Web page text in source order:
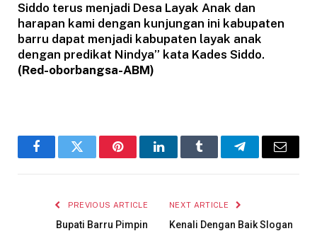
Siddo terus menjadi Desa Layak Anak dan
harapan kami dengan kunjungan ini kabupaten
barru dapat menjadi kabupaten layak anak
dengan predikat Nindya” kata Kades Siddo.
(Red-oborbangsa-ABM)
FacebookTwitter PinterestLinkedInTumblr TelegramEmail
PREVIOUS ARTICLE
Bupati Barru Pimpin
NEXT ARTICLE
Kenali Dengan Baik Slogan